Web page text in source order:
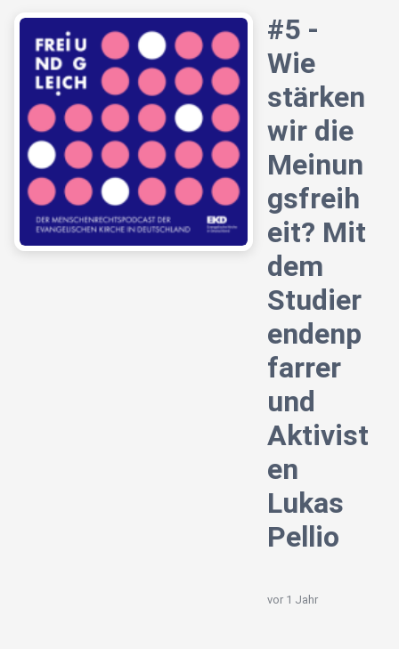
#5 -
Wie
stärken
wir die
Meinun
gsfreih
eit? Mit
dem
Studier
endenp
farrer
und
Aktivist
en
Lukas
Pellio
vor 1 Jahr